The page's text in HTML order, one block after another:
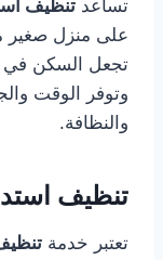
تساعد تنظيف
على منزل صغير
تجعل السكن في
وتوفر الوقت
والنظافة.
تنظيف
تعتبر خدمة